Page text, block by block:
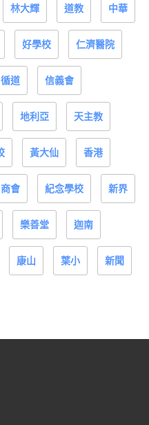
林大輝 道教 中華
好學校 仁濟醫院
循道 信義會
地利亞 天主教
黃大仙 香港
商會 紀念學校 新界
樂善堂 迦南
康山 葉小 新聞